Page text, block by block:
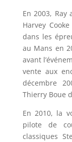
En 2003,
Harvey
dans les
au Mans en
avant
vente aux
décembre
Thierry Boue
En 2010, la
pilote de
classiques